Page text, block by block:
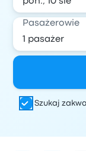
Pasażerowie
Szukaj